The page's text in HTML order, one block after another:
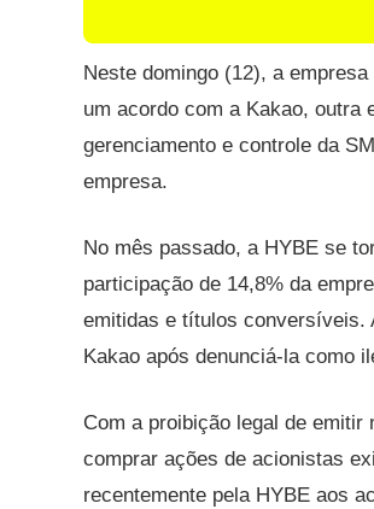
Neste domingo (12), a
um acordo com a Kakao, outra
gerenciamento e controle da
empresa.
No mês passado, a HYBE se
participação de 14,8% da
emitidas e títulos conversíveis.
Kakao após denunciá-la como
Com a proibição legal de
comprar ações de acionistas
recentemente pela HYBE aos